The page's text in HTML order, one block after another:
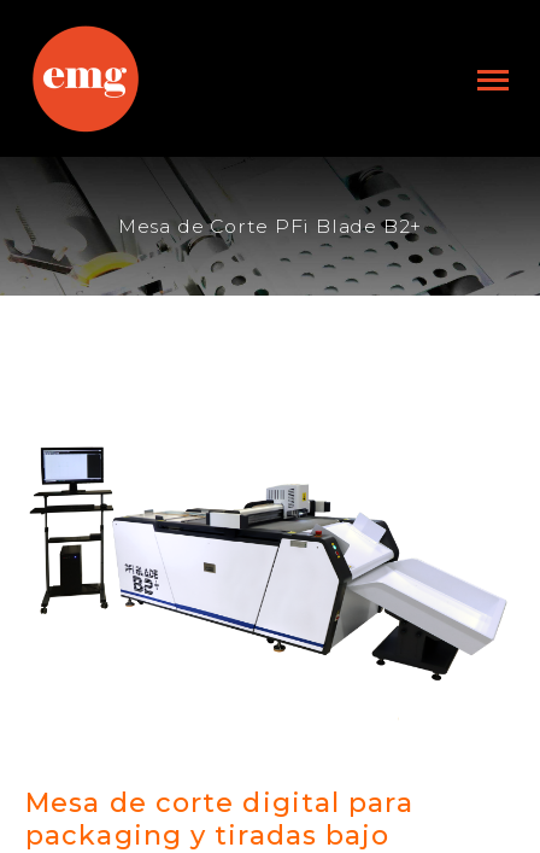
Mesa de Corte PFi Blade B2+
Mesa de corte digital para
packaging y tiradas bajo